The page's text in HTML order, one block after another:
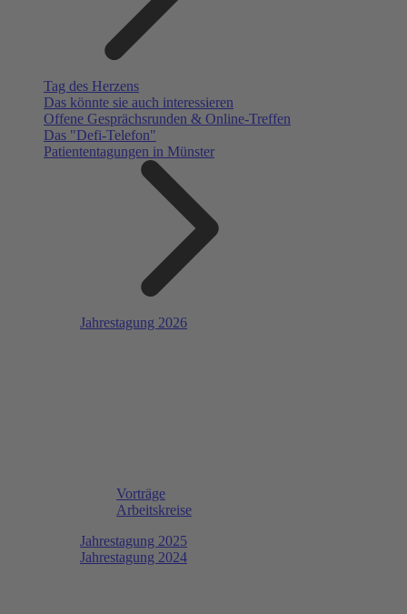
Tag des Herzens
Das könnte sie auch interessieren
Offene Gesprächsrunden & Online-Treffen
Das "Defi-Telefon"
Patiententagungen in Münster
Jahrestagung 2026
Vorträge
Arbeitskreise
Jahrestagung 2025
Jahrestagung 2024